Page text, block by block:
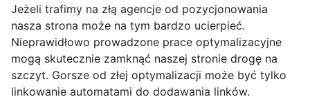
Jeżeli trafimy na złą agencje od pozycjonowania
nasza strona może na tym bardzo ucierpieć.
Nieprawidłowo prowadzone prace optymalizacyjne
mogą skutecznie zamknąć naszej stronie drogę na
szczyt. Gorsze od złej optymalizacji może być tylko
linkowanie automatami do dodawania linków.